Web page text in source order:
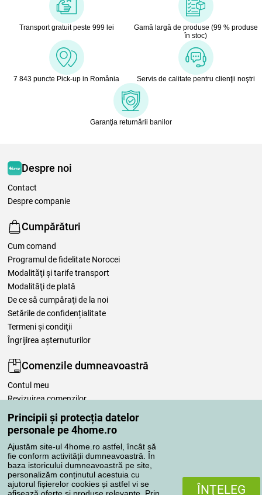
Principii și protecția datelor
personale pe 4home.ro
Ajustăm site-ul 4home.ro astfel, încât să
fie conform activității dumneavoastră. În
baza istoricului dumneavoastră pe site,
personalizăm conținutul acestuia cu
ajutorul fișierelor cookies și astfel vi se
ÎNŢELEG
Transport gratuit peste 999 lei
Gamă largă de produse (99 % produse
în stoc)
7 843 puncte Pick-up in România Servis de calitate pentru clienţii noştri
Garanţia returnării banilor
Despre noi
Contact
Despre companie
Cumpărături
Cum comand
Programul de fidelitate Norocei
Modalităţi şi tarife transport
Modalităţi de plată
De ce să cumpăraţi de la noi
Setările de confidențialitate
Termeni şi condiţii
Îngrijirea așternuturilor
Comenzile dumneavoastră
Contul meu
Revizuirea comenzilor
Reclamaţii
Retragere de la contract
Regulile de procesare a recenziilor
Metode de transport